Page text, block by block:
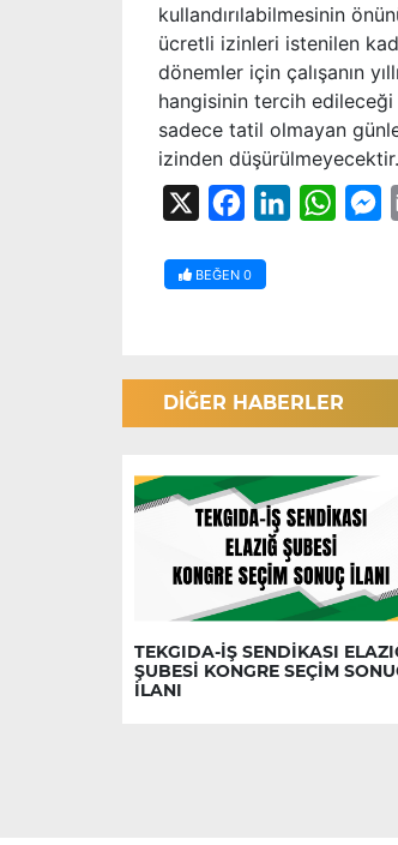
kullandırılabilmesinin
ücretli izinleri istenilen
dönemler için çalışanın
hangisinin tercih edileceği
sadece tatil olmayan
izinden düşürülmeyecektir.
FacebookLinkedIn
BEĞEN 0
DİĞER HABERLER
TEKGIDA-İŞ SENDİKASI
ŞUBESİ KONGRE SEÇİM
İLANI